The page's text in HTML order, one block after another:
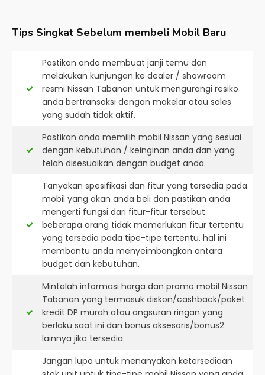
Tips Singkat Sebelum membeli Mobil Baru
Pastikan anda membuat janji temu dan
melakukan kunjungan ke dealer / showroom
resmi Nissan Tabanan untuk mengurangi resiko
anda bertransaksi dengan makelar atau sales
yang sudah tidak aktif.
Pastikan anda memilih mobil Nissan yang sesuai
dengan kebutuhan / keinginan anda dan yang
telah disesuaikan dengan budget anda.
Tanyakan spesifikasi dan fitur yang tersedia pada
mobil yang akan anda beli dan pastikan anda
mengerti fungsi dari fitur-fitur tersebut.
beberapa orang tidak memerlukan fitur tertentu
yang tersedia pada tipe-tipe tertentu. hal ini
membantu anda menyeimbangkan antara
budget dan kebutuhan.
Mintalah informasi harga dan promo mobil Nissan
Tabanan yang termasuk diskon/cashback/paket
kredit DP murah atau angsuran ringan yang
berlaku saat ini dan bonus aksesoris/bonus2
lainnya jika tersedia.
Jangan lupa untuk menanyakan ketersediaan